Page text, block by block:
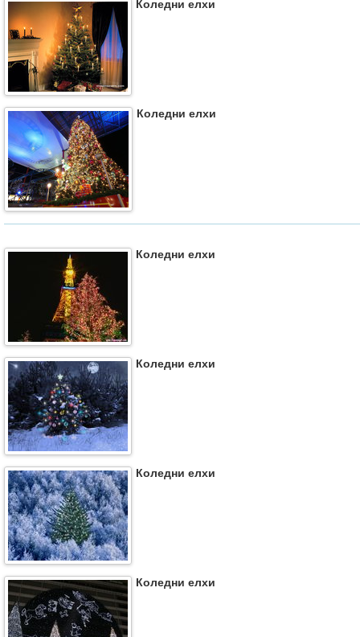
Коледни елхи
Коледни елхи
Коледни елхи
Коледни елхи
Коледни елхи
Коледни елхи